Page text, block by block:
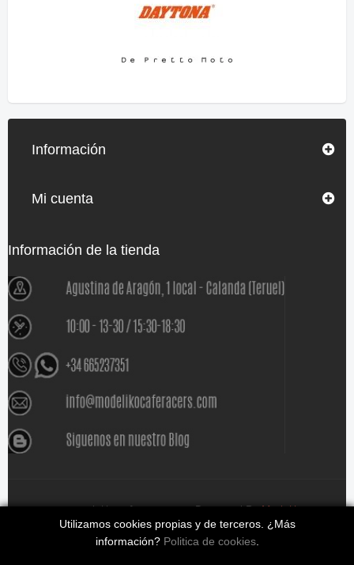
Información
Mi cuenta
Información de la tienda
Utilizamos cookies propias y de terceros. ¿Más
información? Politica de cookies.
www.modelikocaferacers.com Designed By Modeliko